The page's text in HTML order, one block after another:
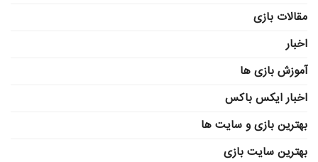
مقالات بازی
اخبار
آموزش بازی ها
اخبار ایکس باکس
بهترین بازی و سایت ها
بهترین سایت بازی